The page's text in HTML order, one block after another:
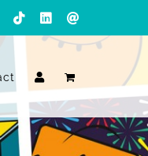
TiktokLinkedIn